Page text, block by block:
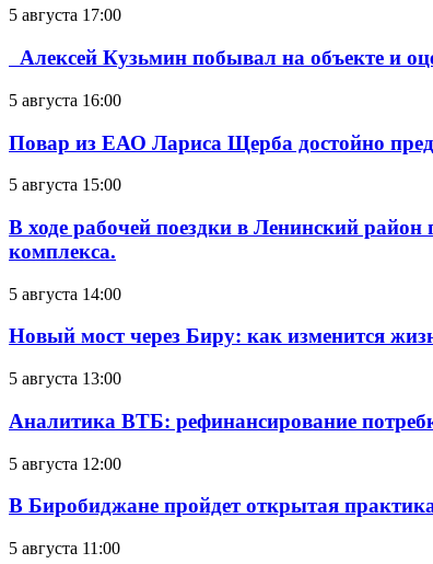
5 августа 17:00
Алексей Кузьмин побывал на объекте и
5 августа 16:00
Повар из ЕАО Лариса Щерба достойно
5 августа 15:00
В ходе рабочей поездки в Ленинский
комплекса.
5 августа 14:00
Новый мост через Биру: как изменится
5 августа 13:00
Аналитика ВТБ: рефинансирование
5 августа 12:00
В Биробиджане пройдет открытая
5 августа 11:00